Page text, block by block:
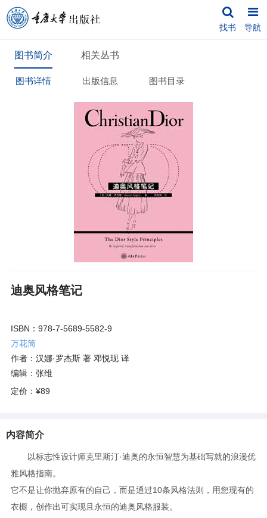
找书 导航
图书简介 相关丛书
图书详情 出版信息 图书目录
迪奥风格笔记
ISBN：978-7-5689-5582-9
万花筒
作者：汉娜·罗杰斯 著 邓悦现 译
编辑：张维
定价： ¥89
内容简介
以标志性设计师克里斯汀·迪奥的永恒智慧为基础写就的浪漫优
雅风格指南。
它不是让你抛弃原有的自己，而是通过10条风格法则，用您现有的
衣橱，创作出可实现且永恒的迪奥风格服装。